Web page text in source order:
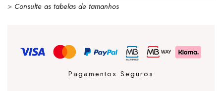
> Consulte as tabelas de tamanhos
Pagamentos Seguros